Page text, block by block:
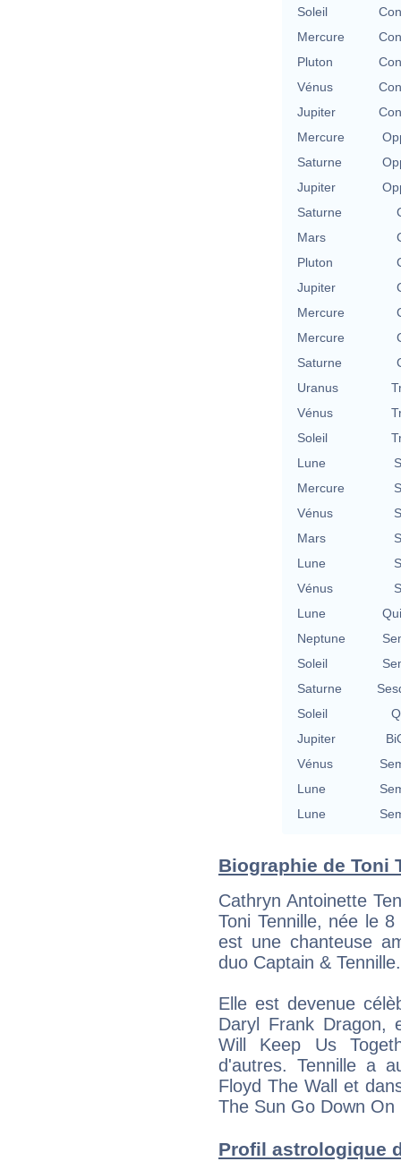
Soleil
Mercure
Pluton
Vénus
Jupiter
Mercure
Saturne
Jupiter
Saturne
Mars
Pluton
Jupiter
Mercure
Mercure
Saturne
Uranus
Vénus
Soleil
Lune
Mercure
Vénus
Mars
Lune
Vénus
Lune
Neptune
Soleil
Saturne
Soleil
Jupiter
Vénus
Lune
Lune
Biographie de Toni
Cathryn Antoinette
Toni Tennille, née le
est une chanteuse
duo Captain & Tennille.
Elle est devenue
Daryl Frank Dragon,
Will Keep Us
d'autres. Tennille a
Floyd The Wall et
The Sun Go Down On
Profil astrologique